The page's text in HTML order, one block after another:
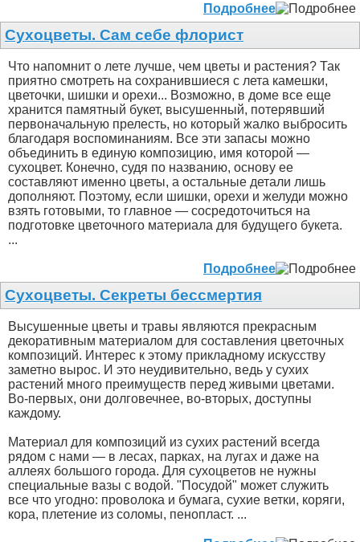
Подробнее
Сухоцветы. Сам себе флорист
Что напомнит о лете лучше, чем цветы и растения? Так
приятно смотреть на сохранившиеся с лета камешки,
цветочки, шишки и орехи... Возможно, в доме все еще
хранится памятный букет, высушенный, потерявший
первоначальную прелесть, но который жалко выбросить
благодаря воспоминаниям. Все эти запасы можно
объединить в единую композицию, имя которой —
сухоцвет. Конечно, судя по названию, основу ее
составляют именно цветы, а остальные детали лишь
дополняют. Поэтому, если шишки, орехи и желуди можно
взять готовыми, то главное — сосредоточиться на
подготовке цветочного материала для будущего букета.
...
Подробнее
Сухоцветы. Секреты бессмертия
Высушенные цветы и травы являются прекрасным
декоративным материалом для составления цветочных
композиций. Интерес к этому прикладному искусству
заметно вырос. И это неудивительно, ведь у сухих
растений много преимуществ перед живыми цветами.
Во-первых, они долговечнее, во-вторых, доступны
каждому.
Материал для композиций из сухих растений всегда
рядом с нами — в лесах, парках, на лугах и даже на
аллеях большого города. Для сухоцветов не нужны
специальные вазы с водой. "Посудой" может служить
все что угодно: проволока и бумага, сухие ветки, коряги,
кора, плетение из соломы, пенопласт. ...